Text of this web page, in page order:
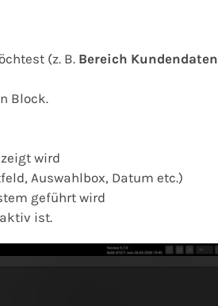
(z. B. Bereich Kundendaten
Block.
wird
Auswahlbox, Datum etc.)
geführt wird
ist.